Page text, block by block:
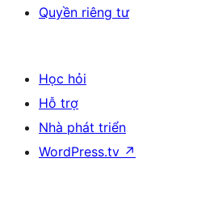
Quyền riêng tư
Học hỏi
Hỗ trợ
Nhà phát triển
WordPress.tv ↗